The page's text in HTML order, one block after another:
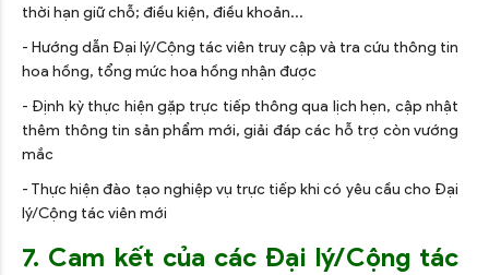
thời hạn giữ chỗ; điều kiện, điều khoản...
- Hướng dẫn Đại lý/Cộng tác viên truy cập và tra cứu thông tin
hoa hồng, tổng mức hoa hồng nhận được
- Định kỳ thực hiện gặp trực tiếp thông qua lịch hẹn, cập nhật
thêm thông tin sản phẩm mới, giải đáp các hỗ trợ còn vướng
mắc
- Thực hiện đào tạo nghiệp vụ trực tiếp khi có yêu cầu cho Đại
lý/Cộng tác viên mới
7. Cam kết của các Đại lý/Cộng tác